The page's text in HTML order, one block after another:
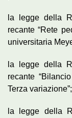
la legge della
recante “Rete
universitaria
la legge della
recante
Terza variazione”;
la legge della